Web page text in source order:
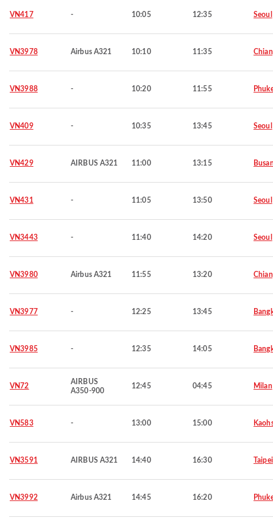
VN417 - 10:05 12:35 Seoul
VN3978 Airbus A321 10:10 11:35
VN3988 - 10:20 11:55
VN409 - 10:35 13:45 Seoul
VN429 AIRBUS A321 11:00 13:15
VN431 - 11:05 13:50 Seoul
VN3443 - 11:40 14:20 Seoul
VN3980 Airbus A321 11:55 13:20
VN3977 - 12:25 13:45
VN3985 - 12:35 14:05
VN72
AIRBUS
A350-900
12:45 04:45 Milan
VN583 - 13:00 15:00
VN3591 AIRBUS A321 14:40 16:30 Taipei
VN3992 Airbus A321 14:45 16:20